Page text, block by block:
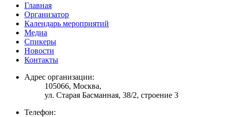
Главная
Организатор
Календарь мероприятий
Медиа
Спикеры
Новости
Контакты
Адрес организации:
105066, Москва,
ул. Старая Басманная, 38/2, строение 3
Телефон: